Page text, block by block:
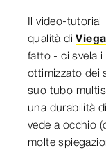
Il video-tutorial
qualità di
fatto - ci svela
ottimizzato dei
suo tubo
una durabilità
vede a occhio
molte